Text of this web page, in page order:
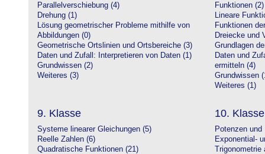
Parallelverschiebung (4)
Drehung (1)
Lösung geometrischer Probleme mithilfe von
Abbildungen (0)
Geometrische Ortslinien und Ortsbereiche (3)
Daten und Zufall: Interpretieren von Daten (1)
Grundwissen (2)
Weiteres (3)
Funktionen (2)
Lineare
Funktionen
Dreiecke und
Grundlagen
Daten und
ermitteln (4)
Grundwissen
Weiteres (1)
9. Klasse
Systeme linearer Gleichungen (5)
Reelle Zahlen (6)
Quadratische Funktionen (21)
10. Klasse
Potenzen
Exponential-